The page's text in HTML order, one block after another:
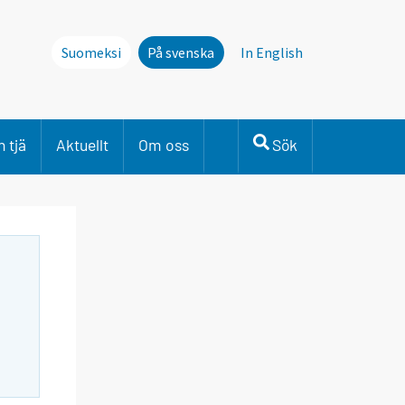
Suomeksi På svenska In English
tjä Aktuellt Om oss Sök